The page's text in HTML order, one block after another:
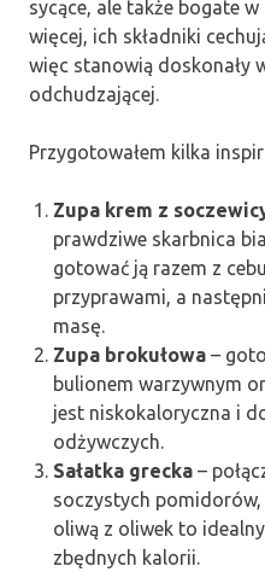
sycące, ale także bogate w
więcej, ich składniki
więc stanowią doskonały
odchudzającej.
Przygotowałem kilka
Zupa krem z
prawdziwe skarbnica
gotować ją razem z
przyprawami, a
masę.
Zupa brokułowa –
bulionem warzywnym
jest niskokaloryczna i
odżywczych.
Sałatka grecka –
soczystych
oliwą z oliwek to
zbędnych kalorii.